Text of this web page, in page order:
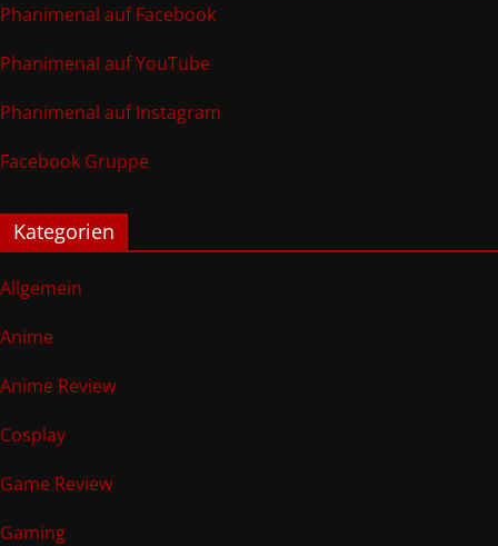
Phanimenal auf Facebook
Phanimenal auf YouTube
Phanimenal auf Instagram
Facebook Gruppe
Kategorien
Allgemein
Anime
Anime Review
Cosplay
Game Review
Gaming